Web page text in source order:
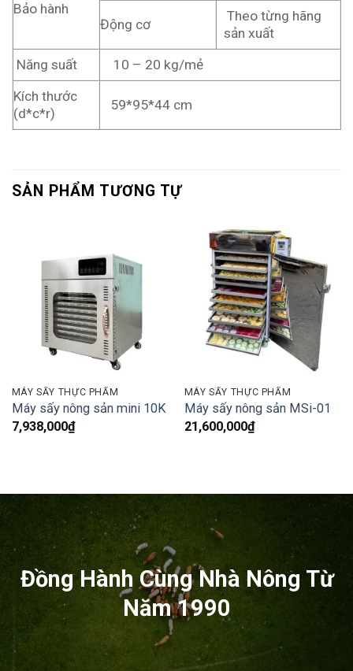
Bảo hành
Động cơ
Theo từng hãng
sản xuất
Năng suất
10 – 20 kg/mẻ
Kích thước
(d*c*r)
59*95*44 cm
SẢN PHẨM TƯƠNG TỰ
MÁY SẤY THỰC PHẨM
Máy sấy nông sản mini 10K
7,938,000₫
MÁY SẤY THỰC PHẨM
Máy sấy nông sản MSi-01
21,600,000₫
Đồng Hành Cùng Nhà Nông Từ
Năm 1990